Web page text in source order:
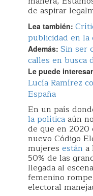
de aspirar
Lea también:
publicidad en la
Además: Sin ser
calles en busca
Le puede
Lucía Ramírez
España
En un país
la políticaaún
de que en 2020
nuevo Código
mujeres están a
50% de las
llegada al
femenino
electoral